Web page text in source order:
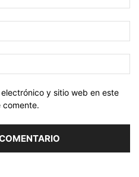
y sitio web en este
comente.